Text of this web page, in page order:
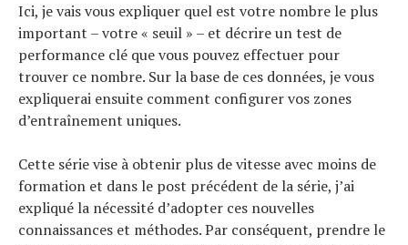
Ici, je vais vous expliquer quel est votre nombre le plus
important – votre « seuil » – et décrire un test de
performance clé que vous pouvez effectuer pour
trouver ce nombre. Sur la base de ces données, je vous
expliquerai ensuite comment configurer vos zones
d’entraînement uniques.
Cette série vise à obtenir plus de vitesse avec moins de
formation et dans le post précédent de la série, j’ai
expliqué la nécessité d’adopter ces nouvelles
connaissances et méthodes. Par conséquent, prendre le